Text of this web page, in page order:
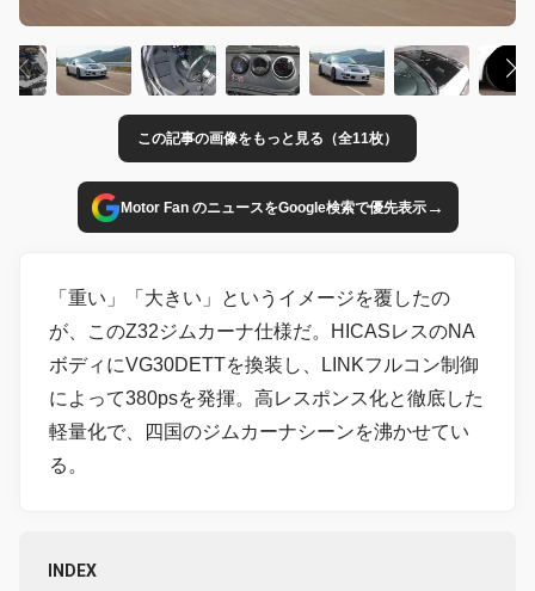
この記事の画像をもっと見る（全11枚）
Motor Fan のニュースをGoogle検索で優先表示→
「重い」「大きい」というイメージを覆したの
が、このZ32ジムカーナ仕様だ。HICASレスのNA
ボディにVG30DETTを換装し、LINKフルコン制御
によって380psを発揮。高レスポンス化と徹底した
軽量化で、四国のジムカーナシーンを沸かせてい
る。
INDEX